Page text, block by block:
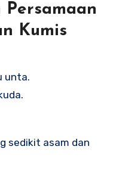
Persamaan
Kumis
unta.
sedikit asam dan